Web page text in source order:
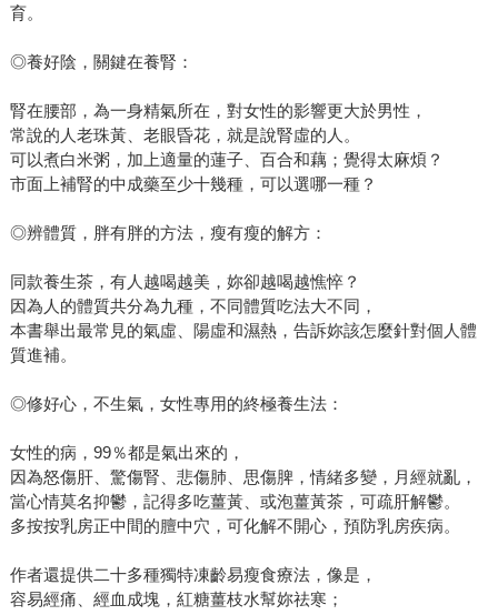
育。
◎養好陰，關鍵在養腎：
腎在腰部，為一身精氣所在，對女性的影響更大於男性，
常說的人老珠黃、老眼昏花，就是說腎虛的人。
可以煮白米粥，加上適量的蓮子、百合和藕；覺得太麻煩？
市面上補腎的中成藥至少十幾種，可以選哪一種？
◎辨體質，胖有胖的方法，瘦有瘦的解方：
同款養生茶，有人越喝越美，妳卻越喝越憔悴？
因為人的體質共分為九種，不同體質吃法大不同，
本書舉出最常見的氣虛、陽虛和濕熱，告訴妳該怎麼針對個人體
質進補。
◎修好心，不生氣，女性專用的終極養生法：
女性的病，99％都是氣出來的，
因為怒傷肝、驚傷腎、悲傷肺、思傷脾，情緒多變，月經就亂，
當心情莫名抑鬱，記得多吃薑黃、或泡薑黃茶，可疏肝解鬱。
多按按乳房正中間的膻中穴，可化解不開心，預防乳房疾病。
作者還提供二十多種獨特凍齡易瘦食療法，像是，
容易經痛、經血成塊，紅糖薑枝水幫妳祛寒；